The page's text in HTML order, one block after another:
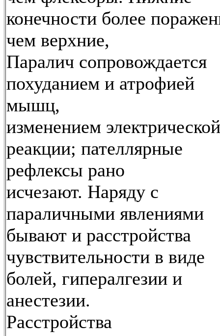
конечности более
чем верхние,
Паралич сопровождается
похуданием и атрофией
мышц,
изменением электрической
реакции; пателлярные
рефлексы рано
исчезают. Наряду с
параличными явлениями
бывают и расстройства
чувствительности в виде
болей, гипералгезии и
анестезии.
Расстройства